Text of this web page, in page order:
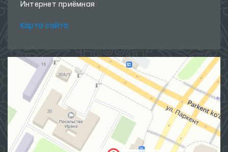
Интернет приёмная
Карта сайта